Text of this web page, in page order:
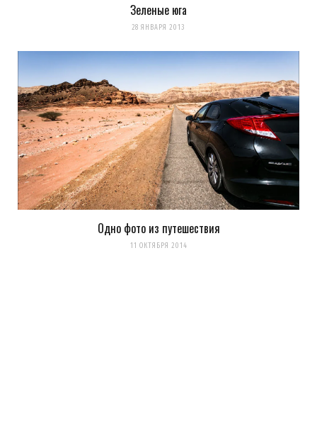
Зеленые юга
28 ЯНВАРЯ 2013
Одно фото из путешествия
11 ОКТЯБРЯ 2014